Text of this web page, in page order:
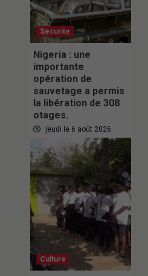
Securite
Nigeria : une
importante
opération de
sauvetage a permis
la libération de 308
otages.
jeudi le 6 août 2026
Culture